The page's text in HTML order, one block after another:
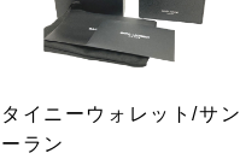
タイニーウォレット/サン
ーラン